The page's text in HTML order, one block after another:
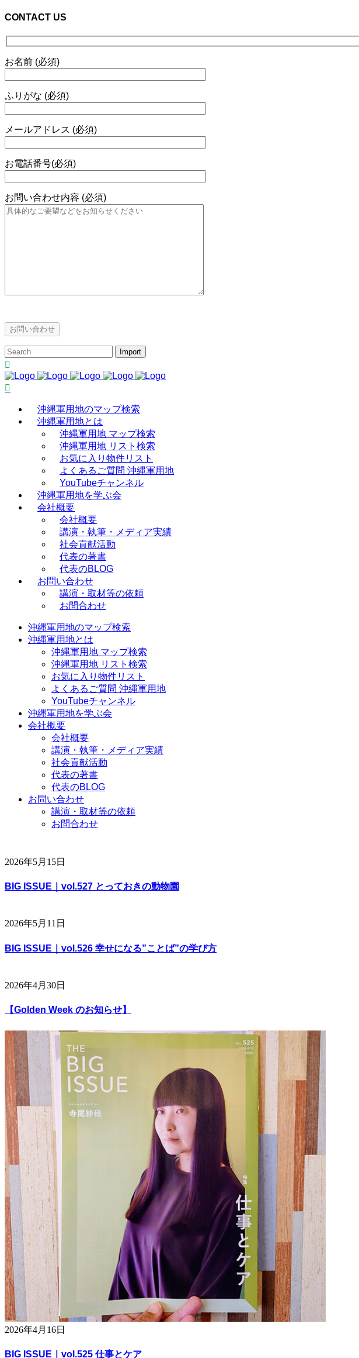
CONTACT US
お名前 (必須)
ふりがな (必須)
メールアドレス (必須)
お電話番号(必須)
お問い合わせ内容 (必須)
沖縄軍用地のマップ検索
沖縄軍用地とは
沖縄軍用地 マップ検索
沖縄軍用地 リスト検索
お気に入り物件リスト
よくあるご質問 沖縄軍用地
YouTubeチャンネル
沖縄軍用地を学ぶ会
会社概要
会社概要
講演・執筆・メディア実績
社会貢献活動
代表の著書
代表のBLOG
お問い合わせ
講演・取材等の依頼
お問合わせ
沖縄軍用地のマップ検索
沖縄軍用地とは
沖縄軍用地 マップ検索
沖縄軍用地 リスト検索
お気に入り物件リスト
よくあるご質問 沖縄軍用地
YouTubeチャンネル
沖縄軍用地を学ぶ会
会社概要
会社概要
講演・執筆・メディア実績
社会貢献活動
代表の著書
代表のBLOG
お問い合わせ
講演・取材等の依頼
お問合わせ
2026年5月15日
BIG ISSUE｜vol.527 とっておきの動物園
2026年5月11日
BIG ISSUE｜vol.526 幸せになる”ことば”の学び方
2026年4月30日
【Golden Week のお知らせ】
2026年4月16日
BIG ISSUE｜vol.525 仕事とケア